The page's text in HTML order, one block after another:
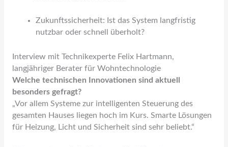
Zukunftssicherheit: Ist das System langfristig
nutzbar oder schnell überholt?
Interview mit Technikexperte Felix Hartmann,
langjähriger Berater für Wohntechnologie
Welche technischen Innovationen sind aktuell
besonders gefragt?
„Vor allem Systeme zur intelligenten Steuerung des
gesamten Hauses liegen hoch im Kurs. Smarte Lösungen
für Heizung, Licht und Sicherheit sind sehr beliebt.“